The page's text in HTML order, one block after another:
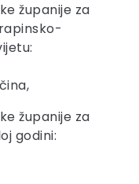
županije za
županije za
godini: